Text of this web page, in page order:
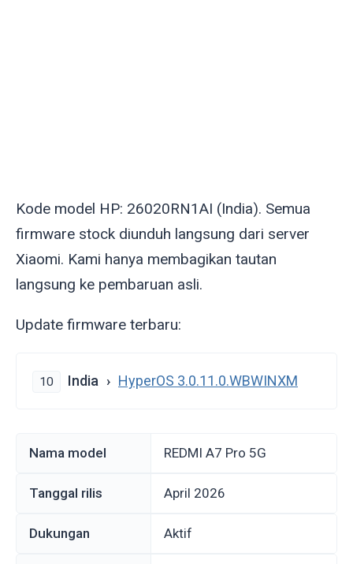
Kode model HP: 26020RN1AI (India). Semua
firmware stock diunduh langsung dari server
Xiaomi. Kami hanya membagikan tautan
langsung ke pembaruan asli.
Update firmware terbaru:
10 India HyperOS 3.0.11.0.WBWINXM
Nama model REDMI A7 Pro 5G
Tanggal rilis April 2026
Dukungan Aktif